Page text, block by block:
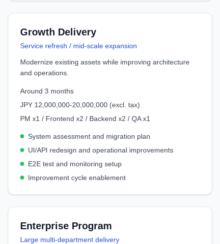
Growth Delivery
Service refresh / mid-scale expansion
Modernize existing assets while improving architecture
and operations.
Around 3 months
JPY 12,000,000-20,000,000 (excl. tax)
PM x1 / Frontend x2 / Backend x2 / QA x1
System assessment and migration plan
UI/API redesign and operational improvements
E2E test and monitoring setup
Improvement cycle enablement
Enterprise Program
Large multi-department delivery